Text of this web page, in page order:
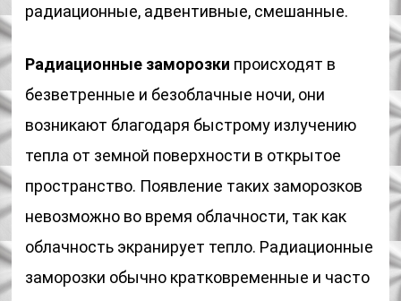
радиационные, адвентивные, смешанные.
Радиационные заморозки происходят в
безветренные и безоблачные ночи, они
возникают благодаря быстрому излучению
тепла от земной поверхности в открытое
пространство. Появление таких заморозков
невозможно во время облачности, так как
облачность экранирует тепло. Радиационные
заморозки обычно кратковременные и часто